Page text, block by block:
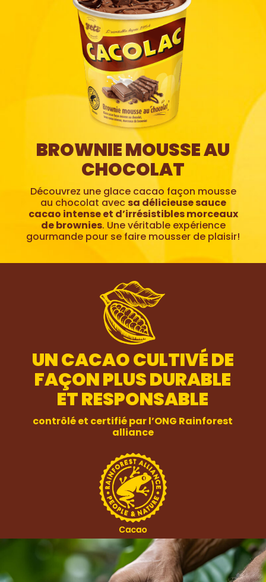
BROWNIE MOUSSE AU
CHOCOLAT
Découvrez une glace cacao façon mousse
au chocolat avec sa délicieusesauce
cacao intense et d’irrésistibles morceaux
de brownies. Une véritable expérience
gourmande pour se faire mousser de plaisir!
UN CACAO CULTIVÉ DE
FAÇON PLUS DURABLE
ET RESPONSABLE
contrôlé et certifié par l’ONG Rainforest
alliance